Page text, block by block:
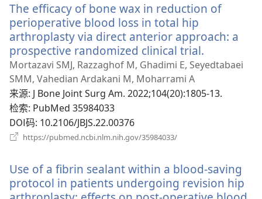
窗
口）
The efficacy of bone wax in reduction of
perioperative blood loss in total hip
arthroplasty via direct anterior approach: a
prospective randomized clinical trial.
开
窗
Mortazavi SMJ, Razzaghof M, Ghadimi E, Seyedtabaei
SMM, Vahedian Ardakani M, Moharrami A
来源‎: J Bone Joint Surg Am. 2022;104(20):1805-13.
检索‎: PubMed 35984033
DOI码‎: 10.2106/JBJS.22.00376
https://pubmed.ncbi.nlm.nih.gov/35984033/
窗
口）
Use of a fibrin sealant within a blood-saving
protocol in patients undergoing revision hip